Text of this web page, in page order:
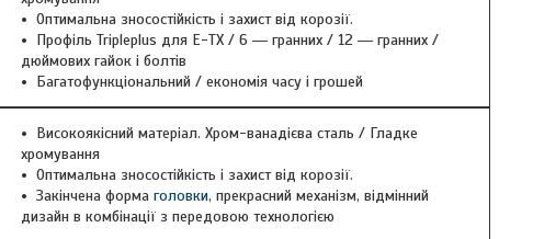
Оптимальна зносостійкість і захист від корозії.
Профіль Tripleplus для Е-ТХ / 6 ― гранних / 12 ― гранних /
дюймових гайок і болтів
Багатофункціональний / економія часу і грошей
Високоякісний матеріал. Хром-ванадієва сталь / Гладке
хромування
Оптимальна зносостійкість і захист від корозії.
Закінчена форма головки, прекрасний механізм, відмінний
дизайн в комбінації з передовою технологією